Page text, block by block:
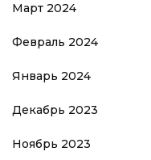
Март 2024
Февраль 2024
Январь 2024
Декабрь 2023
Ноябрь 2023